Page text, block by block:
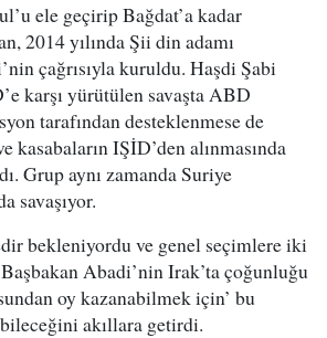
ele geçirip Bağdat’a kadar
2014 yılında Şii din adamı
çağrısıyla kuruldu. Haşdi Şabi
karşı yürütülen savaşta ABD
tarafından desteklenmese de
kasabaların IŞİD’den alınmasında
Grup aynı zamanda Suriye
savaşıyor.
bekleniyordu ve genel seçimlere iki
Başbakan Abadi’nin Irak’ta çoğunluğu
oy kazanabilmek için’ bu
akıllara getirdi.